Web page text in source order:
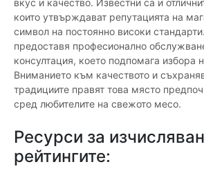
вкус и качество. Известни са и
които утвърждават репутацията на
символ на постоянно високи
предоставя професионално
консултация, което подпомага избора
Вниманието към качеството и
традициите правят това място
сред любителите на свежото месо.
Ресурси за
рейтингите: